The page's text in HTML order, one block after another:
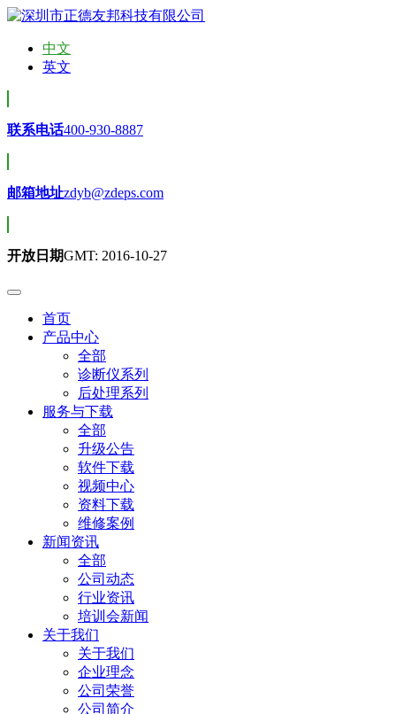
中文
英文
联系电话400-930-8887
邮箱地址zdyb@zdeps.com
开放日期GMT: 2016-10-27
首页
产品中心
全部
诊断仪系列
后处理系列
服务与下载
全部
升级公告
软件下载
视频中心
资料下载
维修案例
新闻资讯
全部
公司动态
行业资讯
培训会新闻
关于我们
关于我们
企业理念
公司荣誉
公司简介